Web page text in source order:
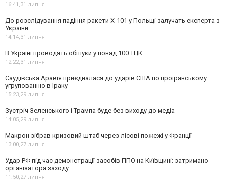
16:41,31 липня
До розслідування падіння ракети Х-101 у Польщі залучать експерта з
України
14:14,31 липня
В Україні проводять обшуки у понад 100 ТЦК
12:22,31 липня
Саудівська Аравія приєдналася до ударів США по проіранському
угрупованню в Іраку
15:23,29 липня
Зустріч Зеленського і Трампа буде без виходу до медіа
14:05,29 липня
Макрон зібрав кризовий штаб через лісові пожежі у Франції
13:00,27 липня
Удар РФ під час демонстрації засобів ППО на Київщині: затримано
організатора заходу
11:50,27 липня